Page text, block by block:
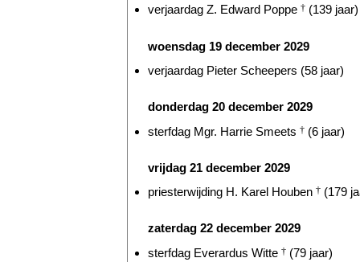
verjaardag Z. Edward Poppe † (139 jaar)
woensdag 19 december 2029
verjaardag Pieter Scheepers (58 jaar)
donderdag 20 december 2029
sterfdag Mgr. Harrie Smeets † (6 jaar)
vrijdag 21 december 2029
priesterwijding H. Karel Houben † (179
zaterdag 22 december 2029
sterfdag Everardus Witte † (79 jaar)